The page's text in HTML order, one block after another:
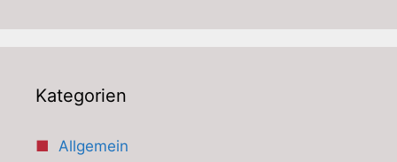
Kategorien
Allgemein